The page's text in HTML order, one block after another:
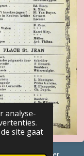
analyse-
site gaat